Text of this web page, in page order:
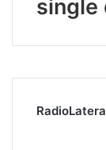
single